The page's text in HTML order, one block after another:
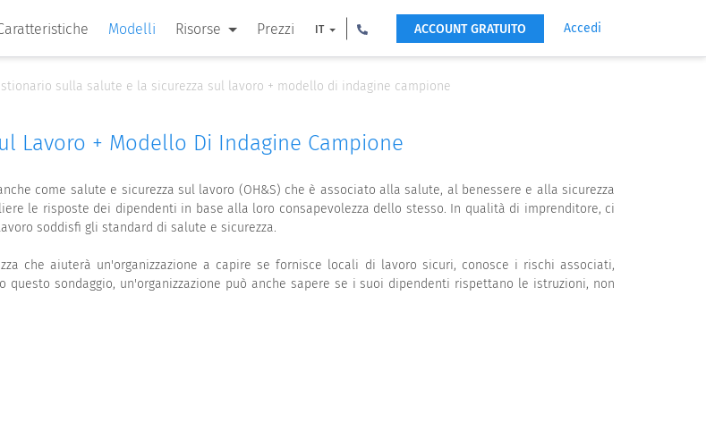
Modelli Risorse Prezzi IT ACCOUNT GRATUITO Accedi
sulla salute e la sicurezza sul lavoro + modello di indagine campione
Lavoro + Modello Di Indagine Campione
come salute e sicurezza sul lavoro (OH&S) che è associato alla salute, al benessere e alla sicurezza
le risposte dei dipendenti in base alla loro consapevolezza dello stesso. In qualità di imprenditore, ci
soddisfi gli standard di salute e sicurezza.
che aiuterà un'organizzazione a capire se fornisce locali di lavoro sicuri, conosce i rischi associati,
sondaggio, un'organizzazione può anche sapere se i suoi dipendenti rispettano le istruzioni, non